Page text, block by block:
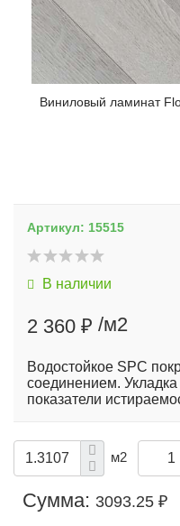
Виниловый ламинат
Артикул: 15515
В наличии
2 360 ₽ /м2
Водостойкое SPC
соединением.
показатели
м2
Сумма: 3093.25 ₽